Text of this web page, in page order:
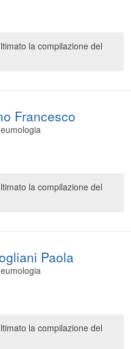
la compilazione del
Francesco
la compilazione del
Paola
la compilazione del